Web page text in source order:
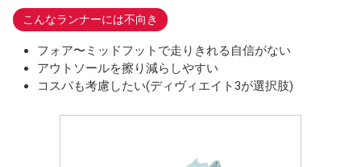
こんなランナーには不向き
フォア〜ミッドフットで走りきれる自信がない
アウトソールを擦り減らしやすい
コスパも考慮したい(ディヴィエイト3が選択肢)